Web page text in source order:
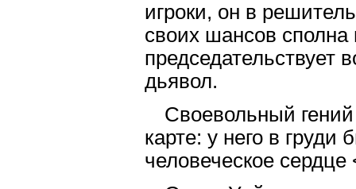
игроки, он в
своих шансов сполна
председательствует
дьявол.
Своевольный
карте: у него в груди
человеческое